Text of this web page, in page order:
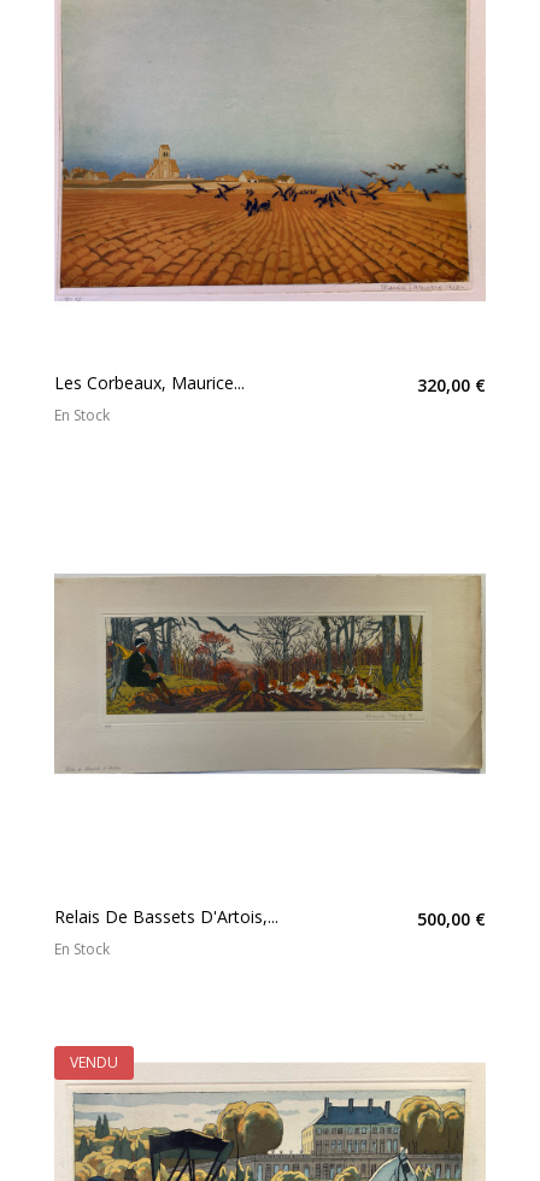
Les Corbeaux, Maurice... 320,00 €
En Stock
Relais De Bassets D'Artois,... 500,00 €
En Stock
VENDU